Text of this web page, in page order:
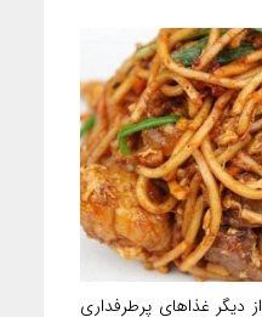
نودل سرخ شده یا Mee Gorengاز دیگر غذاهای پرطرفداری